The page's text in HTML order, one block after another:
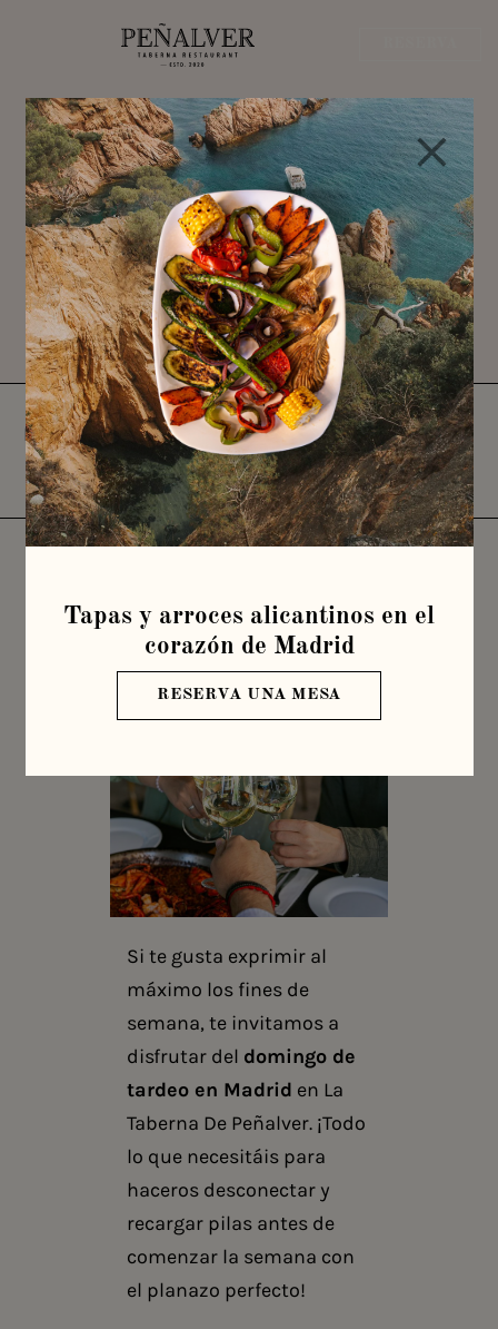
Domingo de tardeo en
Madrid en La Taberna
De Peñalver
Inicio-Novedades
Domingo de tardeo en Madrid
en La Taberna De Peñalver
Si te gusta exprimir al
máximo los fines de
semana, te invitamos a
disfrutar del domingo de
tardeo en Madrid en La
Taberna De Peñalver. ¡Todo
lo que necesitáis para
haceros desconectar y
recargar pilas antes de
comenzar la semana con
el planazo perfecto!
Tapas y arroces alicantinos en el
corazón de Madrid
RESERVA UNA MESA